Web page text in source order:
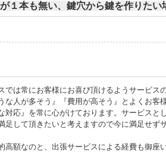
１本も無い、鍵穴から鍵を作りた
では常にお客様にお喜び頂けるようサービス
な人が多そう』『費用が高そう』とよくお客
対応』を常に心がけております。サービスと
足して頂きたいと考えますので今に満足せず
高額なのと、出張サービスによる経費も御座